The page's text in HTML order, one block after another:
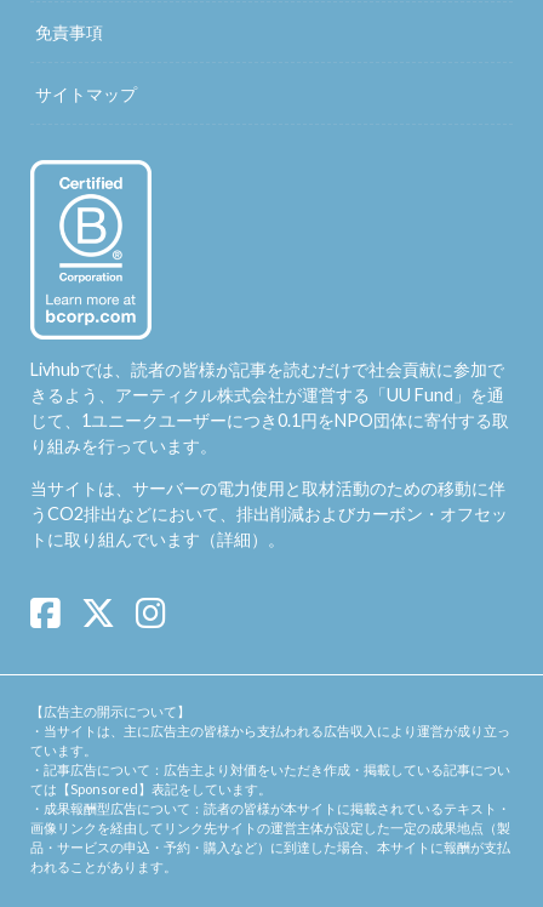
免責事項
サイトマップ
Livhubでは、読者の皆様が記事を読むだけで社会貢献に参加で
きるよう、アーティクル株式会社が運営する「UU Fund 」を通
じて、1ユニークユーザーにつき0.1円をNPO団体に寄付する取
り組みを行っています。
当サイトは、サーバーの電力使用と取材活動のための移動に伴
うCO2排出などにおいて、排出削減およびカーボン・オフセッ
トに取り組んでいます（詳細）。
【広告主の開示について】
・当サイトは、主に広告主の皆様から支払われる広告収入により運営が成り立っ
ています。
・記事広告について：広告主より対価をいただき作成・掲載している記事につい
ては【Sponsored】表記をしています。
・成果報酬型広告について：読者の皆様が本サイトに掲載されているテキスト・
画像リンクを経由してリンク先サイトの運営主体が設定した一定の成果地点（製
品・サービスの申込・予約・購入など）に到達した場合、本サイトに報酬が支払
われることがあります。